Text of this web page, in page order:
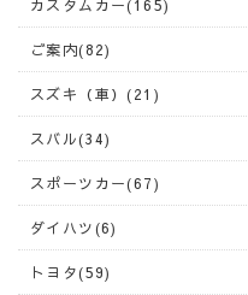
カスタムカー(165)
ご案内(82)
スズキ（車）(21)
スバル(34)
スポーツカー(67)
ダイハツ(6)
トヨタ(59)